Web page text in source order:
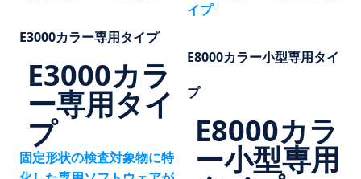
E3000カラー専用タイプ
E3000カラ
ー専用タイ
プ
固定形状の検査対象物に特
E8000カラー小型専用タイ
プ
E8000カラ
ー小型専用